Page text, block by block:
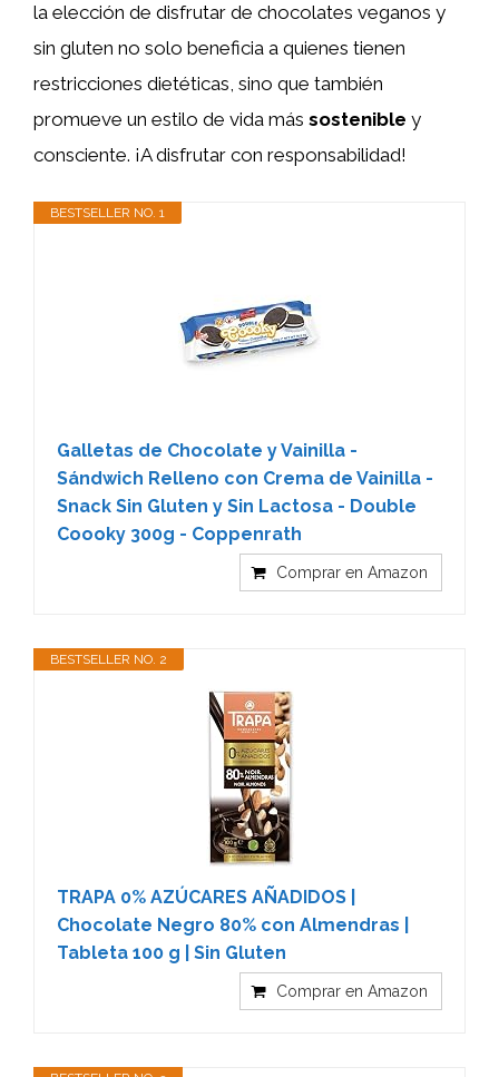
la elección de disfrutar de chocolates veganos y
sin gluten no solo beneficia a quienes tienen
restricciones dietéticas, sino que también
promueve un estilo de vida más sostenible y
consciente. ¡A disfrutar con responsabilidad!
BESTSELLER NO. 1
Galletas de Chocolate y Vainilla -
Sándwich Relleno con Crema de Vainilla -
Snack Sin Gluten y Sin Lactosa - Double
Coooky 300g - Coppenrath
Comprar en Amazon
BESTSELLER NO. 2
TRAPA 0% AZÚCARES AÑADIDOS |
Chocolate Negro 80% con Almendras |
Tableta 100 g | Sin Gluten
Comprar en Amazon